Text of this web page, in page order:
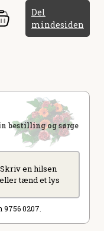
Del
mindesiden
bestilling og sørge
Skriv en hilsen
eller tænd et lys
0207.